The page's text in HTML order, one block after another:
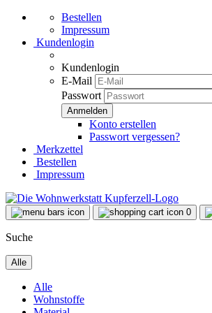
Bestellen
Impressum
Kundenlogin
Kundenlogin
E-Mail
Passwort
Konto erstellen
Passwort vergessen?
Merkzettel
Bestellen
Impressum
0
Suche
Alle
Alle
Wohnstoffe